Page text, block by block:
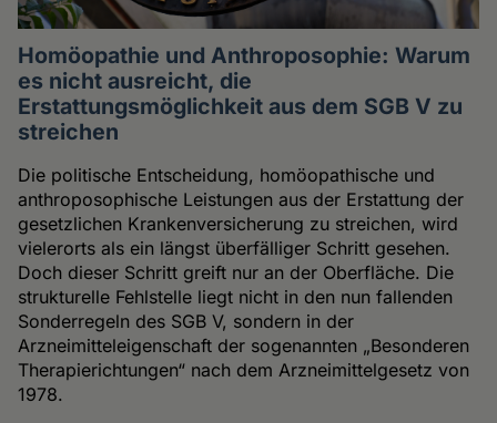
Homöopathie und Anthroposophie: Warum
es nicht ausreicht, die
Erstattungsmöglichkeit aus dem SGB V zu
streichen
Die politische Entscheidung, homöopathische und
anthroposophische Leistungen aus der Erstattung der
gesetzlichen Krankenversicherung zu streichen, wird
vielerorts als ein längst überfälliger Schritt gesehen.
Doch dieser Schritt greift nur an der Oberfläche. Die
strukturelle Fehlstelle liegt nicht in den nun fallenden
Sonderregeln des SGB V, sondern in der
Arzneimitteleigenschaft der sogenannten „Besonderen
Therapierichtungen“ nach dem Arzneimittelgesetz von
1978.